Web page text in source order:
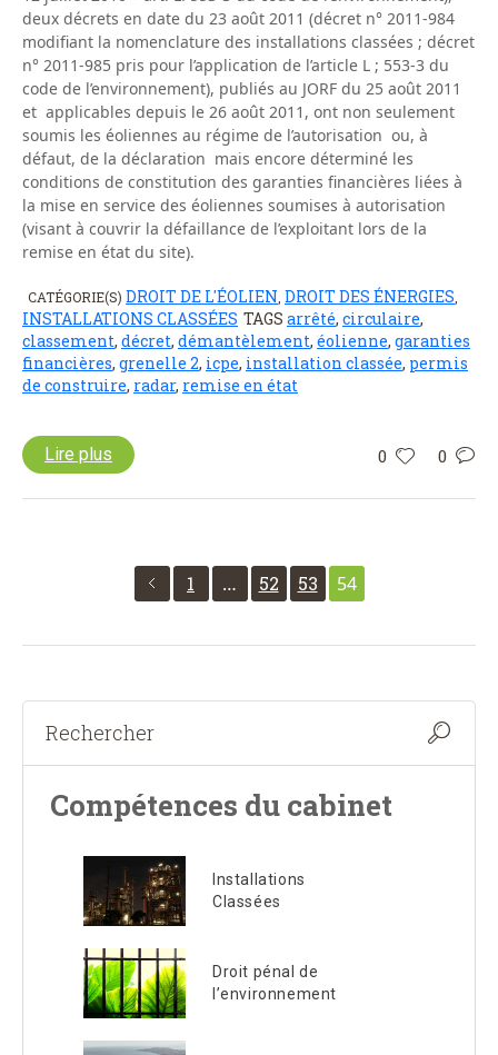
deux décrets en date du 23 août 2011 (décret n° 2011-984
modifiant la nomenclature des installations classées ; décret
n° 2011-985 pris pour l’application de l’article L ; 553-3 du
code de l’environnement), publiés au JORF du 25 août 2011
et applicables depuis le 26 août 2011, ont non seulement
soumis les éoliennes au régime de l’autorisation ou, à
défaut, de la déclaration mais encore déterminé les
conditions de constitution des garanties financières liées à
la mise en service des éoliennes soumises à autorisation
(visant à couvrir la défaillance de l’exploitant lors de la
remise en état du site).
CATÉGORIE(S) DROIT DE L'ÉOLIEN DROIT DES ÉNERGIES
INSTALLATIONS CLASSÉES TAGS arrêté, circulaire,
classement, décret, démantèlement, éolienne, garanties
financières, grenelle 2, icpe, installation classée, permis
de construire, radar, remise en état
0 0
Lire plus
1 … 52 53 54
Compétences du cabinet
Installations
Classées
Droit pénal de
l’environnement